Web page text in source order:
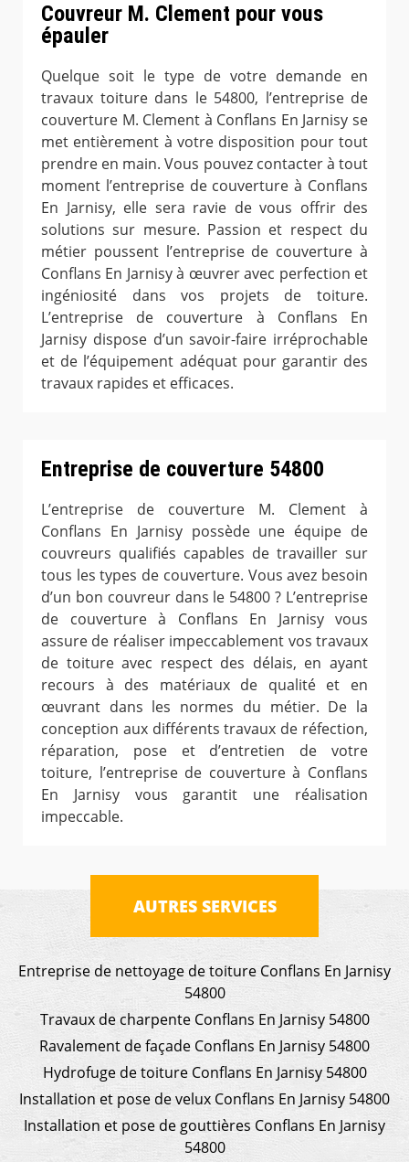
Couvreur M. Clement pour vous
épauler
Quelque soit le type de votre demande en
travaux toiture dans le 54800, l’entreprise de
couverture M. Clement à Conflans En Jarnisy se
met entièrement à votre disposition pour tout
prendre en main. Vous pouvez contacter à tout
moment l’entreprise de couverture à Conflans
En Jarnisy, elle sera ravie de vous offrir des
solutions sur mesure. Passion et respect du
métier poussent l’entreprise de couverture à
Conflans En Jarnisy à œuvrer avec perfection et
ingéniosité dans vos projets de toiture.
L’entreprise de couverture à Conflans En
Jarnisy dispose d’un savoir-faire irréprochable
et de l’équipement adéquat pour garantir des
travaux rapides et efficaces.
Entreprise de couverture 54800
L’entreprise de couverture M. Clement à
Conflans En Jarnisy possède une équipe de
couvreurs qualifiés capables de travailler sur
tous les types de couverture. Vous avez besoin
d’un bon couvreur dans le 54800 ? L’entreprise
de couverture à Conflans En Jarnisy vous
assure de réaliser impeccablement vos travaux
de toiture avec respect des délais, en ayant
recours à des matériaux de qualité et en
œuvrant dans les normes du métier. De la
conception aux différents travaux de réfection,
réparation, pose et d’entretien de votre
toiture, l’entreprise de couverture à Conflans
En Jarnisy vous garantit une réalisation
impeccable.
AUTRES SERVICES
Entreprise de nettoyage de toiture Conflans En Jarnisy
54800
Travaux de charpente Conflans En Jarnisy 54800
Ravalement de façade Conflans En Jarnisy 54800
Hydrofuge de toiture Conflans En Jarnisy 54800
Installation et pose de velux Conflans En Jarnisy 54800
Installation et pose de gouttières Conflans En Jarnisy
54800